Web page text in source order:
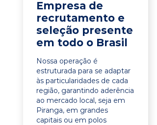
Empresa de
recrutamento e
seleção presente
em todo o Brasil
Nossa operação é
estruturada para se adaptar
às particularidades de cada
região, garantindo aderência
ao mercado local, seja em
Piranga, em grandes
capitais ou em polos